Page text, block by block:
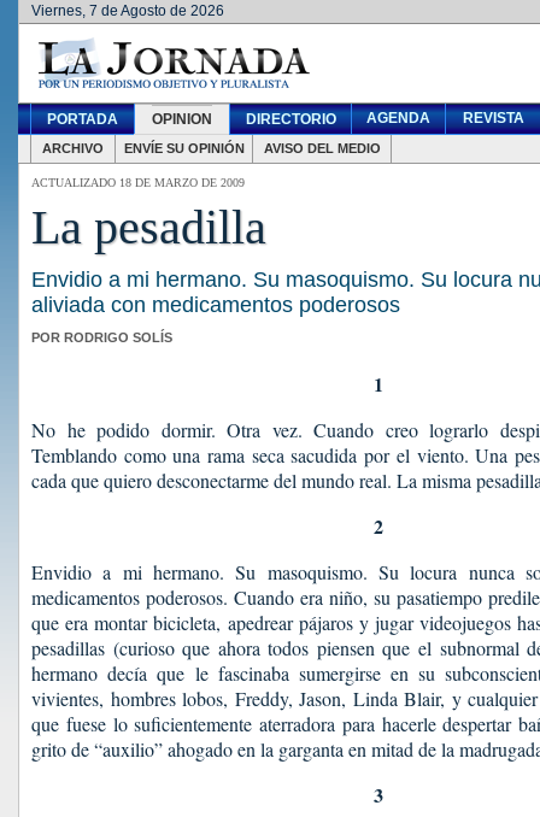
Viernes, 7 de Agosto de 2026
PORTADA OPINION DIRECTORIO AGENDA REVISTA
ARCHIVO ENVÍE SU OPINIÓN AVISO DEL MEDIO
ACTUALIZADO 18 DE MARZO DE 2009
La pesadilla
Envidio a mi hermano. Su masoquismo. Su locura
aliviada con medicamentos poderosos
POR RODRIGO SOLÍS
1
No he podido dormir. Otra vez. Cuando creo lograrlo
Temblando como una rama seca sacudida por el viento. Una
cada que quiero desconectarme del mundo real. La misma
2
Envidio a mi hermano. Su masoquismo. Su locura nunca
medicamentos poderosos. Cuando era niño, su pasatiempo
que era montar bicicleta, apedrear pájaros y jugar videojuegos
pesadillas (curioso que ahora todos piensen que el subnormal
hermano decía que le fascinaba sumergirse en su
vivientes, hombres lobos, Freddy, Jason, Linda Blair, y
que fuese lo suficientemente aterradora para hacerle despertar
grito de “auxilio” ahogado en la garganta en mitad de la
3